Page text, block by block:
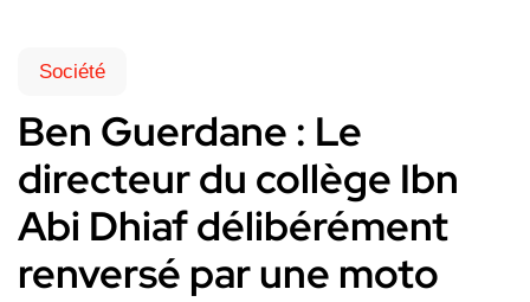
Société
Ben Guerdane : Le
directeur du collège Ibn
Abi Dhiaf délibérément
renversé par une moto